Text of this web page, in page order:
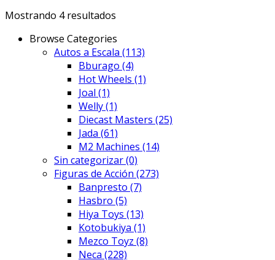
Mostrando 4 resultados
Browse Categories
Autos a Escala (113)
Bburago (4)
Hot Wheels (1)
Joal (1)
Welly(1)
Diecast Masters (25)
Jada (61)
M2 Machines (14)
Sin categorizar(0)
Figuras de Acción (273)
Banpresto (7)
Hasbro (5)
Hiya Toys (13)
Kotobukiya (1)
Mezco Toyz (8)
Neca (228)